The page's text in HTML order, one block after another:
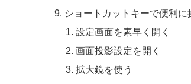
ショートカットキーで便利に
設定画面を素早く開く
画面投影設定を開く
拡大鏡を使う